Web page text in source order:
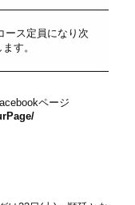
ス定員になり次
す。
ページ